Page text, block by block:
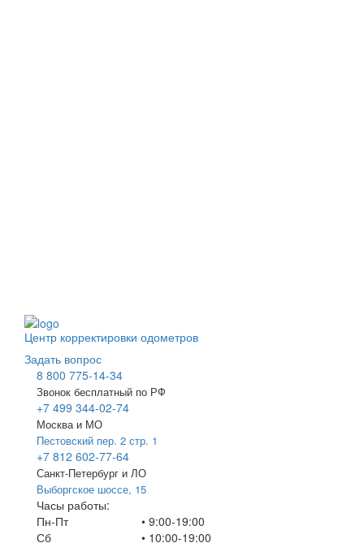
Центр корректировки одометров
Задать вопрос
8 800 775-14-34
Звонок бесплатный по РФ
+7 499 344-02-74
Москва и МО
Пестовский пер. 2 стр. 1
+7 812 602-77-64
Санкт-Петербург и ЛО
Выборгское шоссе, 15
Часы работы:
Пн-Пт
Сб
• 9:00-19:00
• 10:00-19:00